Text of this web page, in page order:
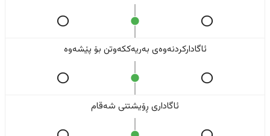
ئاگادارکردنەوەی بەریەککەوتن بۆ پێشەوە
ئاگاداری ڕۆیشتنی شەقام